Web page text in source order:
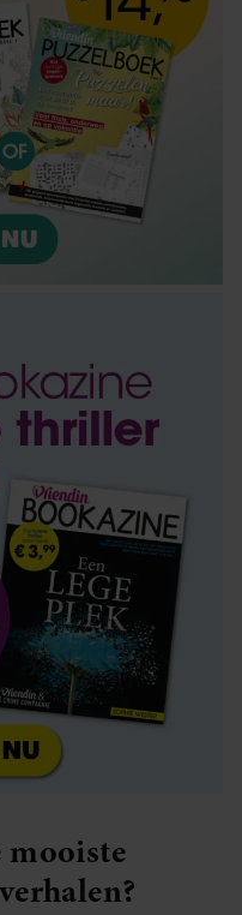
of die ze hebben
van hun services. U
u onze website blijft
mooiste